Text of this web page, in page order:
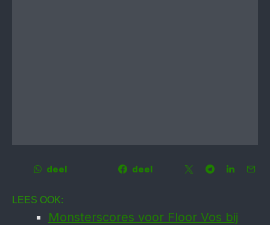
deel deel
LEES OOK:
Monsterscores voor Floor Vos bij